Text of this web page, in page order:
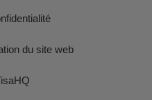
du site web